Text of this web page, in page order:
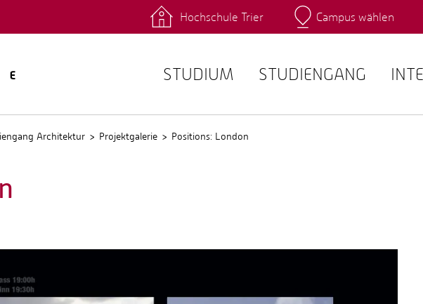
Hauptcampus
Kontakt Fachrichtungen Intranet
Hochschule Trier Campus wählen
STUDIUM STUDIENGANG
Architektur Projektgalerie Positions: London